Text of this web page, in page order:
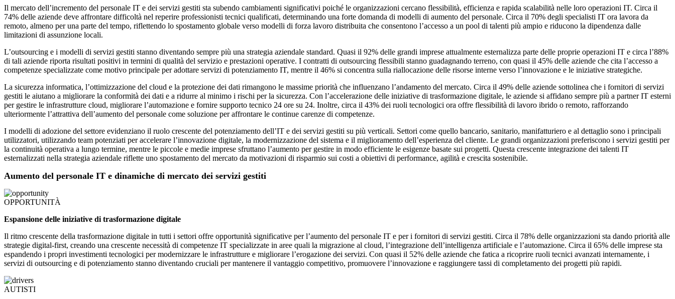
Il mercato dell’incremento del personale IT e dei servizi gestiti sta subendo cambiamenti significativi poiché le organizzazioni cercano flessibilità, efficienza e rapida scalabilità nelle loro operazioni IT. Circa il
74% delle aziende deve affrontare difficoltà nel reperire professionisti tecnici qualificati, determinando una forte domanda di modelli di aumento del personale. Circa il 70% degli specialisti IT ora lavora da
remoto, almeno per una parte del tempo, riflettendo lo spostamento globale verso modelli di forza lavoro distribuita che consentono l’accesso a un pool di talenti più ampio e riducono la dipendenza dalle
limitazioni di assunzione locali.
L’outsourcing e i modelli di servizi gestiti stanno diventando sempre più una strategia aziendale standard. Quasi il 92% delle grandi imprese attualmente esternalizza parte delle proprie operazioni IT e circa l’88%
di tali aziende riporta risultati positivi in ​​termini di qualità del servizio e prestazioni operative. I contratti di outsourcing flessibili stanno guadagnando terreno, con quasi il 45% delle aziende che cita l’accesso a
competenze specializzate come motivo principale per adottare servizi di potenziamento IT, mentre il 46% si concentra sulla riallocazione delle risorse interne verso l’innovazione e le iniziative strategiche.
La sicurezza informatica, l’ottimizzazione del cloud e la protezione dei dati rimangono le massime priorità che influenzano l’andamento del mercato. Circa il 49% delle aziende sottolinea che i fornitori di servizi
gestiti le aiutano a migliorare la conformità dei dati e a ridurre al minimo i rischi per la sicurezza. Con l’accelerazione delle iniziative di trasformazione digitale, le aziende si affidano sempre più a partner IT esterni
per gestire le infrastrutture cloud, migliorare l’automazione e fornire supporto tecnico 24 ore su 24. Inoltre, circa il 43% dei ruoli tecnologici ora offre flessibilità di lavoro ibrido o remoto, rafforzando
ulteriormente l’attrattiva dell’aumento del personale come soluzione per affrontare le continue carenze di competenze.
I modelli di adozione del settore evidenziano il ruolo crescente del potenziamento dell’IT e dei servizi gestiti su più verticali. Settori come quello bancario, sanitario, manifatturiero e al dettaglio sono i principali
utilizzatori, utilizzando team potenziati per accelerare l’innovazione digitale, la modernizzazione del sistema e il miglioramento dell’esperienza del cliente. Le grandi organizzazioni preferiscono i servizi gestiti per
la continuità operativa a lungo termine, mentre le piccole e medie imprese sfruttano l’aumento per gestire in modo efficiente le esigenze basate sui progetti. Questa crescente integrazione dei talenti IT
esternalizzati nella strategia aziendale riflette uno spostamento del mercato da motivazioni di risparmio sui costi a obiettivi di performance, agilità e crescita sostenibile.
Aumento del personale IT e dinamiche di mercato dei servizi gestiti
OPPORTUNITÀ
Espansione delle iniziative di trasformazione digitale
Il ritmo crescente della trasformazione digitale in tutti i settori offre opportunità significative per l’aumento del personale IT e per i fornitori di servizi gestiti. Circa il 78% delle organizzazioni sta dando priorità alle
strategie digital-first, creando una crescente necessità di competenze IT specializzate in aree quali la migrazione al cloud, l’integrazione dell’intelligenza artificiale e l’automazione. Circa il 65% delle imprese sta
espandendo i propri investimenti tecnologici per modernizzare le infrastrutture e migliorare l’erogazione dei servizi. Con quasi il 52% delle aziende che fatica a ricoprire ruoli tecnici avanzati internamente, i
servizi di outsourcing e di potenziamento stanno diventando cruciali per mantenere il vantaggio competitivo, promuovere l’innovazione e raggiungere tassi di completamento dei progetti più rapidi.
AUTISTI